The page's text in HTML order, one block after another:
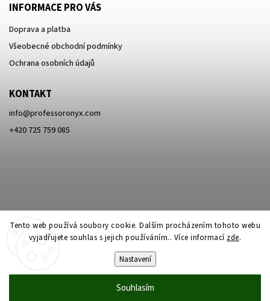
Tento web používá soubory cookie. Dalším procházením tohoto webu
vyjadřujete souhlas s jejich používáním.. Více informací zde.
Nastavení
Souhlasím
INFORMACE PRO VÁS
Doprava a platba
Všeobecné obchodní podmínky
Ochrana osobních údajů
KONTAKT
info@professoronyx.com
+420 725 759 085
Professor Onyx. Všechna práva vyhrazena.